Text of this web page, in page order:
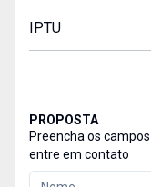
IPTU
PROPOSTA
Preencha os
entre em contato